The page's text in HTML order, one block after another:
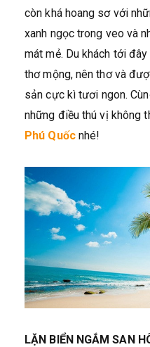
còn khá hoang sơ với
xanh ngọc trong veo và
mát mẻ. Du khách tới
thơ mộng, nên thơ và
sản cực kì tươi ngon.
những điều thú vị không
Phú Quốcnhé!
LẶN BIỂN NGẮM SAN